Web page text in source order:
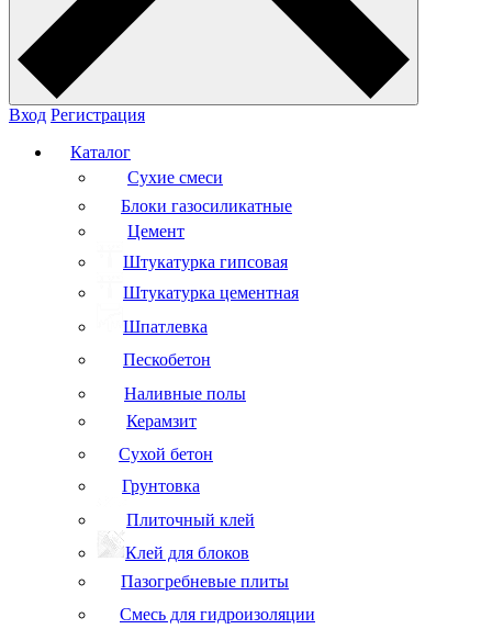
Вход Регистрация
Каталог
Сухие смеси
Блоки газосиликатные
Цемент
Штукатурка гипсовая
Штукатурка цементная
Шпатлевка
Пескобетон
Наливные полы
Керамзит
Сухой бетон
Грунтовка
Плиточный клей
Клей для блоков
Пазогребневые плиты
Смесь для гидроизоляции